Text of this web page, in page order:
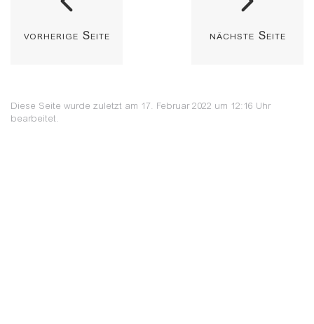
vorherige Seite nächste Seite
Diese Seite wurde zuletzt am 17. Februar 2022 um 12:16 Uhr
bearbeitet.